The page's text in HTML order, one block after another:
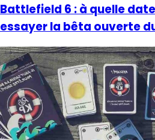
Battlefield 6 : à quelle
essayer la bêta ouverte